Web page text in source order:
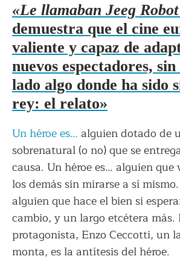
«Le llamaban Jeeg Robot
demuestra que el cine
valiente y capaz de
nuevos espectadores,
lado algo donde ha sido
rey: el relato»
Un héroe es… alguien dotado de
sobrenatural (o no) que se
causa. Un héroe es… alguien
los demás sin mirarse a sí
alguien que hace el bien si
cambio, y un largo etcétera más.
protagonista, Enzo Ceccotti, un
monta, es la antítesis del héroe.